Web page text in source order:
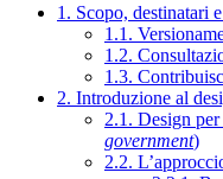
1. Scopo, destinatari
1.1.
1.2.
1.3.
2. Introduzione al
2.1. Design
government)
2.2.